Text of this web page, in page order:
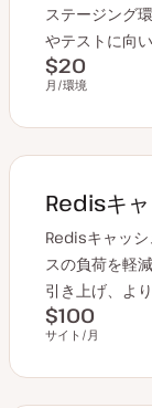
ステージング
やテストに向
$20
月/環境
Redisキ
Redisキャッ
スの負荷を軽
引き上げ、よ
$100
サイト/月